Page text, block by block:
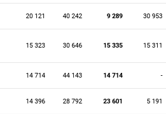
20 121 40 242 9 289 30 953
15 323 30 646 15 335 15 311
14 714 44 143 14 714 -
14 396 28 792 23 601 5 191